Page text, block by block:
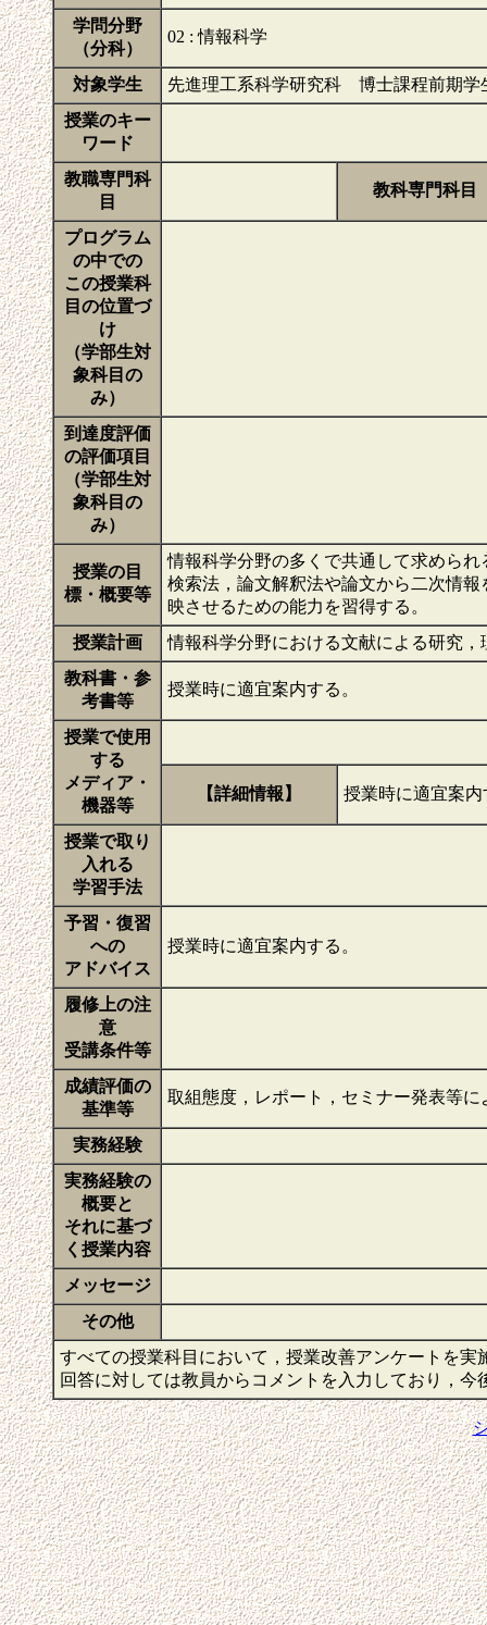
学問分野
（分科）
02 : 情報科学
対象学生
先進理工系科学研究科 博士課程前期学
授業のキー
ワード
教職専門科
目
教科専門科目
プログラム
の中での
この授業科
目の位置づ
け
（学部生対
象科目の
み）
到達度評価
の評価項目
（学部生対
象科目の
み）
授業の目
標・概要等
情報科学分野の多くで共通して求めら
検索法，論文解釈法や論文から二次情
映させるための能力を習得する。
授業計画
情報科学分野における文献による研究
教科書・参
考書等
授業時に適宜案内する。
授業で使用
する
メディア・
機器等
【詳細情報】 授業時に適宜案
授業で取り
入れる
学習手法
予習・復習
への
アドバイス
授業時に適宜案内する。
履修上の注
意
受講条件等
成績評価の
基準等
取組態度，レポート，セミナー発表等
実務経験
実務経験の
概要と
それに基づ
く授業内容
メッセージ
その他
すべての授業科目において，授業改善アンケートを
回答に対しては教員からコメントを入力しており，